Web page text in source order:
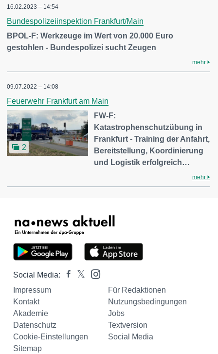
16.02.2023 – 14:54
Bundespolizeiinspektion Frankfurt/Main
BPOL-F: Werkzeuge im Wert von 20.000 Euro
gestohlen - Bundespolizei sucht Zeugen
mehr
09.07.2022 – 14:08
Feuerwehr Frankfurt am Main
2
FW-F:
Katastrophenschutzübung in
Frankfurt - Training der Anfahrt,
Bereitstellung, Koordinierung
und Logistik erfolgreich…
mehr
Social Media:
Impressum
Für Redaktionen
Kontakt
Nutzungsbedingungen
Akademie
Jobs
Datenschutz
Textversion
Cookie-Einstellungen
Social Media
Sitemap